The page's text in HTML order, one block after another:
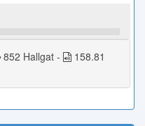
852 Hallgat -
158.81